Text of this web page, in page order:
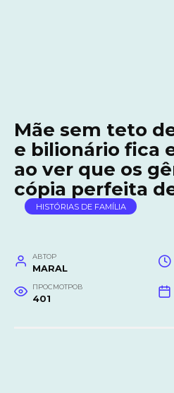
Mãe sem teto
e bilionário fica
ao ver que os
cópia perfeita
HISTÓRIAS DE FAMÍLIA
АВТОР
MARAL
ПРОСМОТРОВ
401